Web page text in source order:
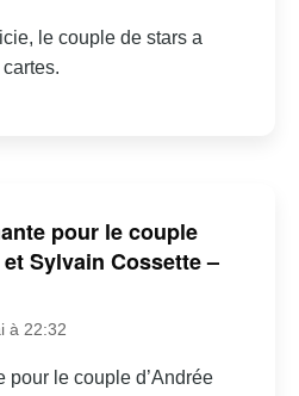
le couple de stars a
pour le couple
Sylvain Cossette –
à 22:32
pour le couple d’Andrée